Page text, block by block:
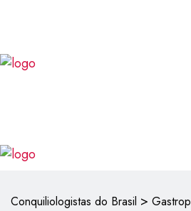
Conquiliologistas do Brasil >